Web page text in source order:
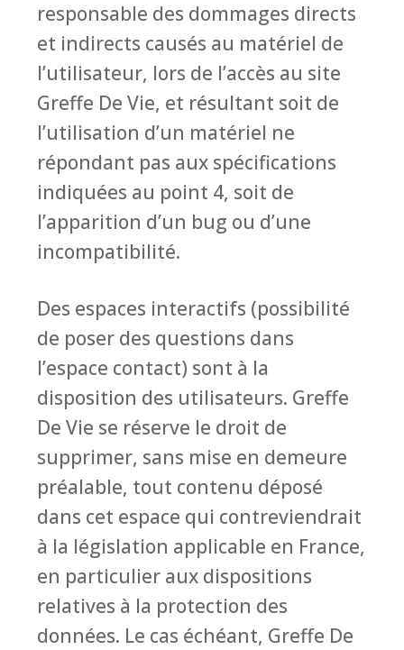
responsable des dommages directs
et indirects causés au matériel de
l’utilisateur, lors de l’accès au site
Greffe De Vie, et résultant soit de
l’utilisation d’un matériel ne
répondant pas aux spécifications
indiquées au point 4, soit de
l’apparition d’un bug ou d’une
incompatibilité.
Des espaces interactifs (possibilité
de poser des questions dans
l’espace contact) sont à la
disposition des utilisateurs. Greffe
De Vie se réserve le droit de
supprimer, sans mise en demeure
préalable, tout contenu déposé
dans cet espace qui contreviendrait
à la législation applicable en France,
en particulier aux dispositions
relatives à la protection des
données. Le cas échéant, Greffe De